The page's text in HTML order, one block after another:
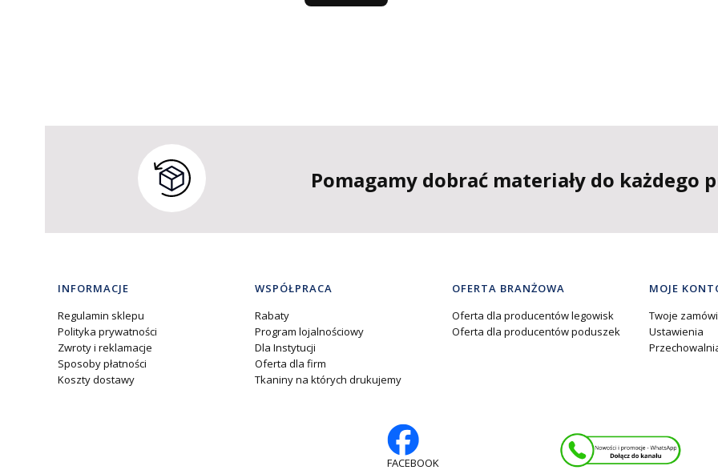
Pomagamy dobrać materiały do każdego
Linki w stopce
INFORMACJE
Regulamin sklepu
Polityka prywatności
Zwroty i reklamacje
Sposoby płatności
Koszty dostawy
WSPÓŁPRACA
Rabaty
Program lojalnościowy
Dla Instytucji
Oferta dla firm
Tkaniny na których drukujemy
OFERTA BRANŻOWA
Oferta dla producentów legowisk
Oferta dla producentów poduszek
MOJE
Twoje
Ustawienia
FACEBOOK